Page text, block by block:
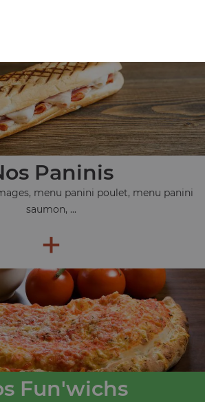
Paninis
menu panini poulet, menu panini
saumon, ...
+
Fun'wichs